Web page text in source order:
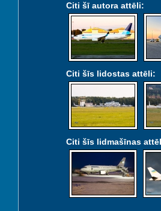
Citi šī autora attēli:
Citi šīs lidostas attēli:
Citi šīs lidmašīnas